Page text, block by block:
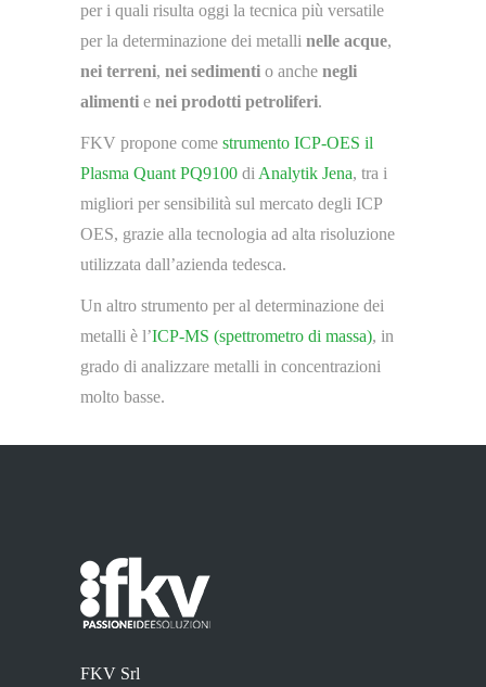
per i quali risulta oggi la tecnica più versatile
per la determinazione dei metalli nelle acque,
nei terreni, nei sedimenti o anche negli
alimenti e nei prodotti petroliferi.
FKV propone come strumento ICP-OES il
Plasma Quant PQ9100 di Analytik Jena, tra i
migliori per sensibilità sul mercato degli ICP
OES, grazie alla tecnologia ad alta risoluzione
utilizzata dall’azienda tedesca.
Un altro strumento per al determinazione dei
metalli è l’ICP-MS (spettrometro di massa), in
grado di analizzare metalli in concentrazioni
molto basse.
FKV Srl